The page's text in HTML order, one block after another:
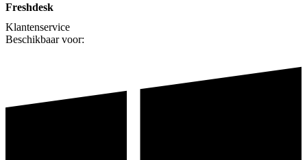
Freshdesk
Klantenservice
Beschikbaar voor: